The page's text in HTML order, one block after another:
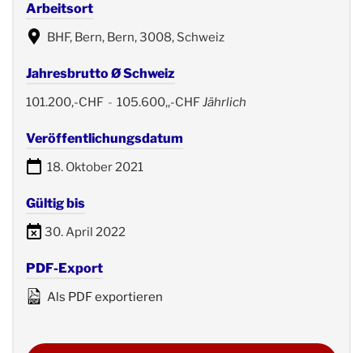
Arbeitsort
BHF, Bern, Bern, 3008, Schweiz
Jahresbrutto Ø Schweiz
101.200,-CHF - 105.600,,-CHFJährlich
Veröffentlichungsdatum
18. Oktober 2021
Gültig bis
30. April 2022
PDF-Export
Als PDF exportieren